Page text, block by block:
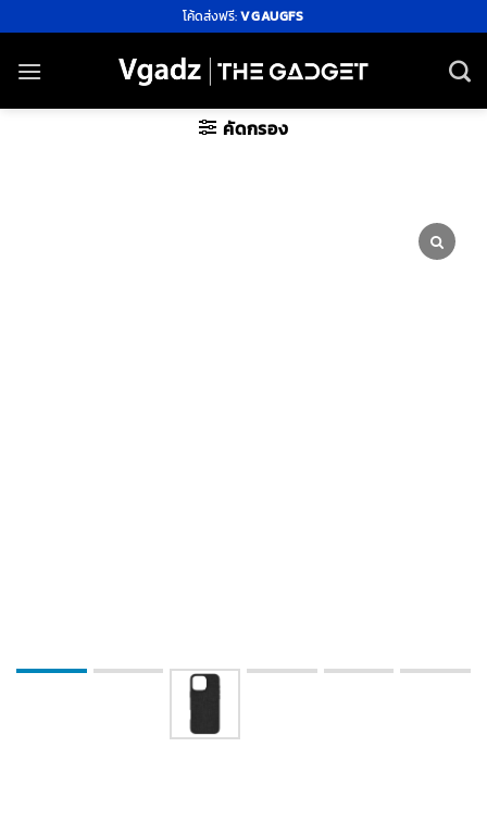
ไป
ยัง
โค้ดส่งฟรี:VGAUGFS
คัดกรอง